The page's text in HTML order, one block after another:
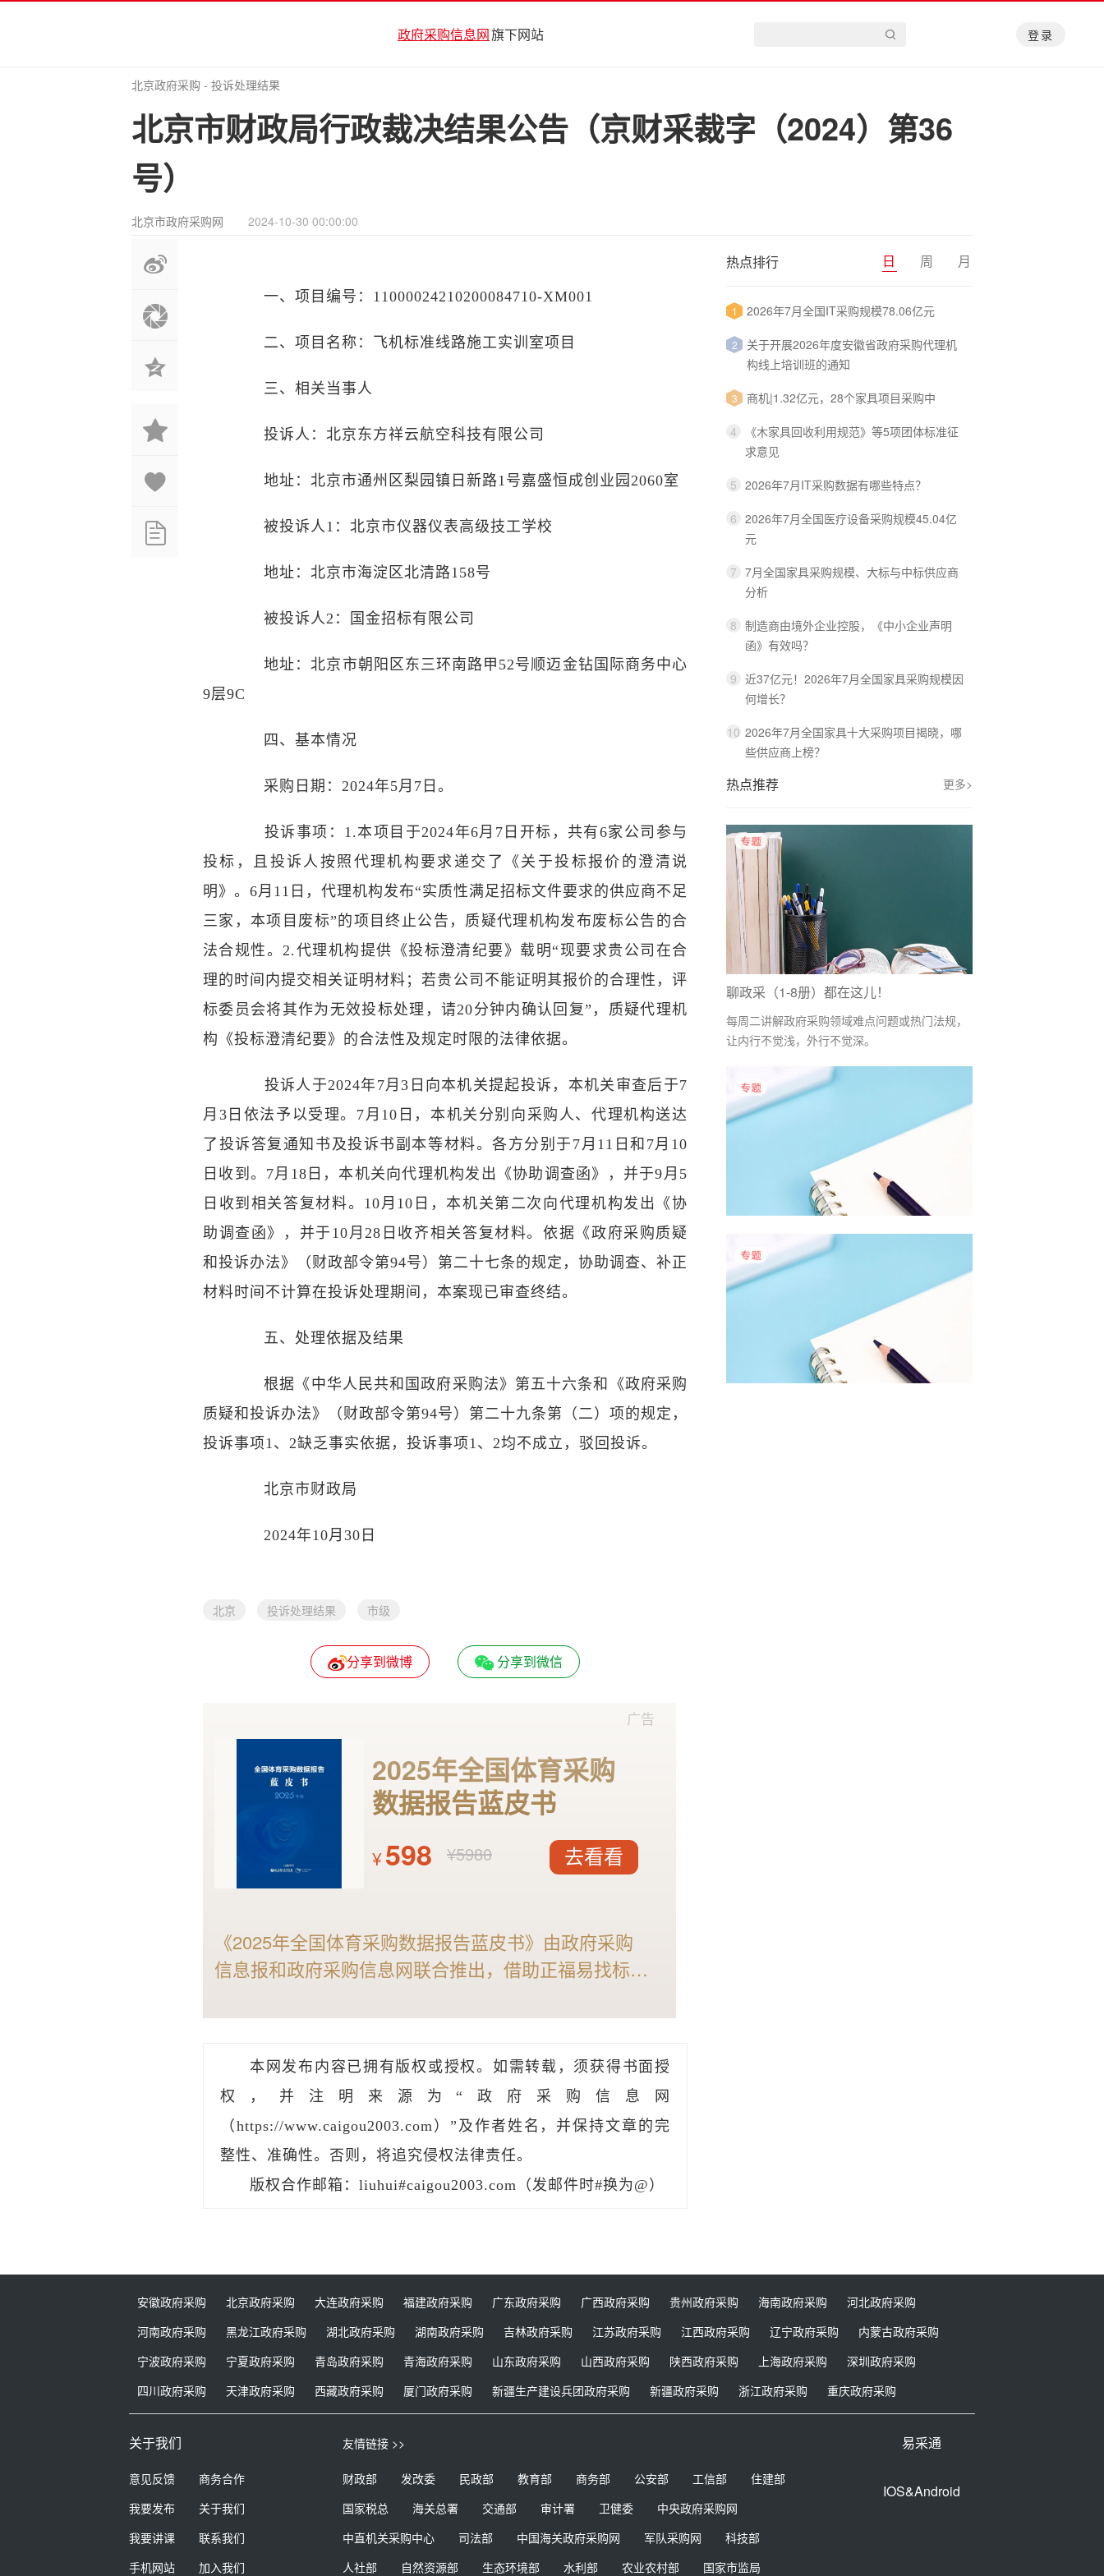
政府采购信息网旗下网站 登录
北京政府采购 - 投诉处理结果
北京市财政局行政裁决结果公告（京财采裁字（2024）第36
号）
北京市政府采购网 2024-10-30 00:00:00
一、项目编号：11000024210200084710-XM001
二、项目名称：飞机标准线路施工实训室项目
三、相关当事人
投诉人：北京东方祥云航空科技有限公司
地址：北京市通州区梨园镇日新路1号嘉盛恒成创业园2060室
被投诉人1：北京市仪器仪表高级技工学校
地址：北京市海淀区北清路158号
被投诉人2：国金招标有限公司
地址：北京市朝阳区东三环南路甲52号顺迈金钻国际商务中心
9层9C
四、基本情况
采购日期：2024年5月7日。
投诉事项：1.本项目于2024年6月7日开标，共有6家公司参与
投标，且投诉人按照代理机构要求递交了《关于投标报价的澄清说
明》。6月11日，代理机构发布“实质性满足招标文件要求的供应商不足
三家，本项目废标”的项目终止公告，质疑代理机构发布废标公告的合
法合规性。2.代理机构提供《投标澄清纪要》载明“现要求贵公司在合
理的时间内提交相关证明材料；若贵公司不能证明其报价的合理性，评
标委员会将其作为无效投标处理，请20分钟内确认回复”，质疑代理机
构《投标澄清纪要》的合法性及规定时限的法律依据。
投诉人于2024年7月3日向本机关提起投诉，本机关审查后于7
月3日依法予以受理。7月10日，本机关分别向采购人、代理机构送达
了投诉答复通知书及投诉书副本等材料。各方分别于7月11日和7月10
日收到。7月18日，本机关向代理机构发出《协助调查函》，并于9月5
日收到相关答复材料。10月10日，本机关第二次向代理机构发出《协
助调查函》，并于10月28日收齐相关答复材料。依据《政府采购质疑
和投诉办法》（财政部令第94号）第二十七条的规定，协助调查、补正
材料时间不计算在投诉处理期间，本案现已审查终结。
五、处理依据及结果
根据《中华人民共和国政府采购法》第五十六条和《政府采购
质疑和投诉办法》（财政部令第94号）第二十九条第（二）项的规定，
投诉事项1、2缺乏事实依据，投诉事项1、2均不成立，驳回投诉。
北京市财政局
2024年10月30日
北京 投诉处理结果 市级
分享到微博 分享到微信
广告
2025年全国体育采购
数据报告蓝皮书
¥598 ¥5980 去看看
《2025年全国体育采购数据报告蓝皮书》由政府采购
信息报和政府采购信息网联合推出，借助正福易找标强
状与趋势，是全国体育供应商及相关采购人不可多得的
本网发布内容已拥有版权或授权。如需转载，须获得书面授
权，并注明来源为“政府采购信息网
（https://www.caigou2003.com）”及作者姓名，并保持文章的完
整性、准确性。否则，将追究侵权法律责任。
版权合作邮箱：liuhui#caigou2003.com（发邮件时#换为@）
热点排行 日 周 月
1 2026年7月全国IT采购规模78.06亿元
2
关于开展2026年度安徽省政府采购代理机
构线上培训班的通知
3 商机|1.32亿元，28个家具项目采购中
4
《木家具回收利用规范》等5项团体标准征
求意见
5 2026年7月IT采购数据有哪些特点？
6 2026年7月全国医疗设备采购规模45.04亿
元
7 7月全国家具采购规模、大标与中标供应商
分析
8 制造商由境外企业控股，《中小企业声明
函》有效吗？
9 近37亿元！2026年7月全国家具采购规模因
何增长？
10 2026年7月全国家具十大采购项目揭晓，哪
些供应商上榜？
热点推荐 更多>
聊政采（1-8册）都在这儿！
每周二讲解政府采购领域难点问题或热门法规，
让内行不觉浅，外行不觉深。
5月物业采购数据有哪些特点？
安徽政府采购 北京政府采购 大连政府采购 福建政府采购 广东政府采购 广西政府采购 贵州政府采购 海南政府采购
河北政府采购
河南政府采购
黑龙江政府采购 湖北政府采购 湖南政府采购 吉林政府采购 江苏政府采购 江西政府采购 辽宁政府采购
内蒙古政府采购
宁波政府采购
宁夏政府采购 青岛政府采购 青海政府采购 山东政府采购 山西政府采购 陕西政府采购 上海政府采购
深圳政府采购
四川政府采购
天津政府采购 西藏政府采购 厦门政府采购 新疆生产建设兵团政府采购 新疆政府采购 浙江政府采购 重庆政府采购
关于我们
意见反馈
商务合作
我要发布
关于我们
我要讲课
联系我们
手机网站
加入我们
易采通
IOS&Android
友情链接 >>
财政部 发改委 民政部 教育部 商务部 公安部 工信部
住建部
国家税总
海关总署 交通部 审计署 卫健委
中央政府采购网
中直机关采购中心
司法部 中国海关政府采购网 军队采购网
科技部
人社部
自然资源部 生态环境部 水利部 农业农村部 国家市监局